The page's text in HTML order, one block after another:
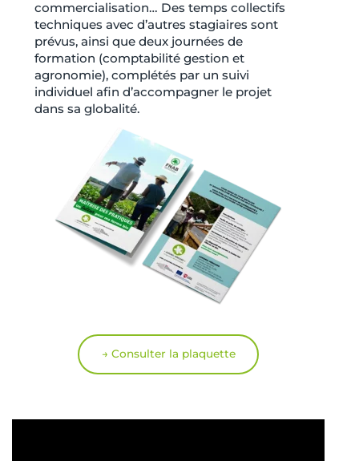
commercialisation… Des temps collectifs
techniques avec d’autres stagiaires sont
prévus, ainsi que deux journées de
formation (comptabilité gestion et
agronomie), complétés par un suivi
individuel afin d’accompagner le projet
dans sa globalité.
→ Consulter la plaquette